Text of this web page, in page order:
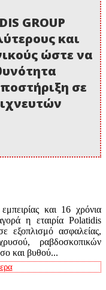
GROUP
και
ώστε να
σε
και 16 χρόνια
η εταιρία Polatidis
εξοπλισμό ασφαλείας,
ραβδοσκοπικών
και βυθού...